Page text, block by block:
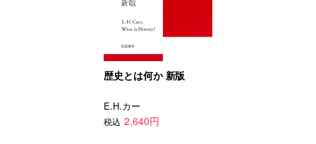
歴史とは何か 新版
E.H.カー
税込 2,640円